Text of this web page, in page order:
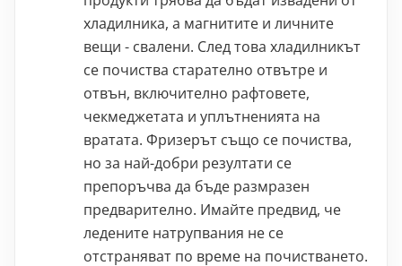
хладилника, а магнитите и личните
вещи - свалени. След това хладилникът
се почиства старателно отвътре и
отвън, включително рафтовете,
чекмеджетата и уплътненията на
вратата. Фризерът също се почиства,
но за най-добри резултати се
препоръчва да бъде размразен
предварително. Имайте предвид, че
ледените натрупвания не се
отстраняват по време на почистването.